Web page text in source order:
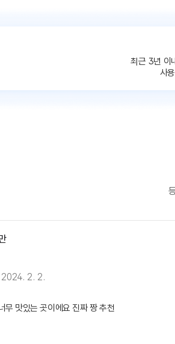
최근 3년 이
사
2024. 2. 2.
무 맛있는 곳이에요 진짜 짱 추천